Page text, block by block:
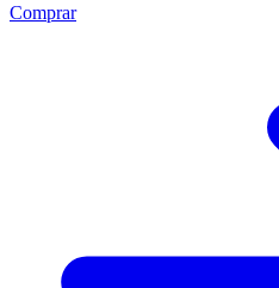
Comprar